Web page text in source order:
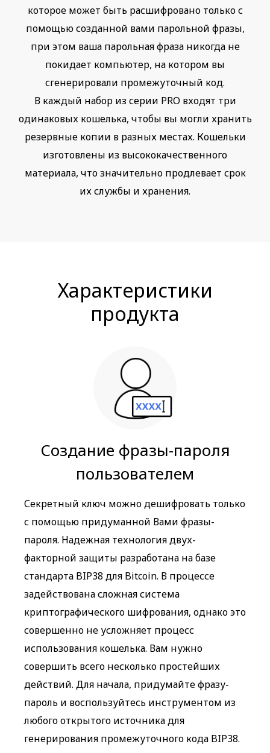
которое может быть расшифровано только с
помощью созданной вами парольной фразы,
при этом ваша парольная фраза никогда не
покидает компьютер, на котором вы
сгенерировали промежуточный код.
В каждый набор из серии PRO входят три
одинаковых кошелька, чтобы вы могли хранить
резервные копии в разных местах. Кошельки
изготовлены из высококачественного
материала, что значительно продлевает срок
их службы и хранения.
Характеристики
продукта
Создание фразы-пароля
пользователем
Секретный ключ можно дешифровать только
с помощью придуманной Вами фразы-
пароля. Надежная технология двух-
факторной защиты разработана на базе
стандарта BIP38 для Bitcoin. В процессе
задействована сложная система
криптографического шифрования, однако это
совершенно не усложняет процесс
использования кошелька. Вам нужно
совершить всего несколько простейших
действий. Для начала, придумайте фразу-
пароль и воспользуйтесь инструментом из
любого открытого источника для
генерирования промежуточного кода BIP38.